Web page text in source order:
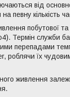
від
певну кількість
побутової та
Термін служби
перепадами
роблячи їх
живлення